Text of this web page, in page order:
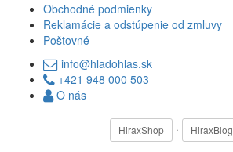
Obchodné podmienky
Reklamácie a odstúpenie od zmluvy
Poštovné
info@hladohlas.sk
+421 948 000 503
O nás
HiraxShop · HiraxBlog